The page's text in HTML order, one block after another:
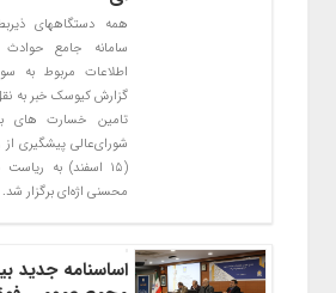
همه دستگاههای
سامانه جامع
اطلاعات مربوط به
گزارش کیوسک خبر به
تامین خسارت های
شورای‌عالی پیشگیری
(۱۵ اسفند) به
محسنی اژه‌ای برگزار
اساسنامه جدید